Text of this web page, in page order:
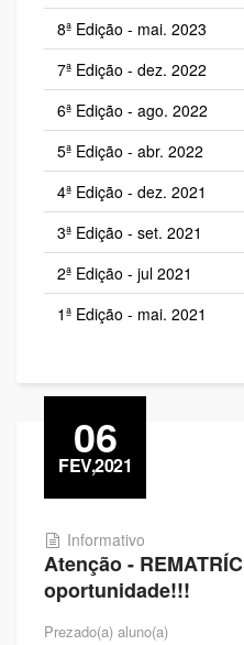
8ª Edição - mai. 2023
7ª Edição - dez. 2022
6ª Edição - ago. 2022
5ª Edição - abr. 2022
4ª Edição - dez. 2021
3ª Edição - set. 2021
2ª Edição - jul 2021
1ª Edição - mai. 2021
06
FEV,2021
Informativo
Atenção -
oportunidade!!!
Prezado(a) aluno(a)